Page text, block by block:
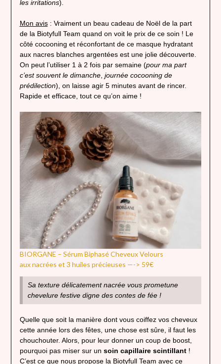
les irritations).
Mon avis: Vraiment un beau cadeau de Noël de la part
de la Biotyfull Team quand on voit le prix de ce soin ! Le
côté cocooning et réconfortant de ce masque hydratant
aux nacres blanches argentées est une jolie découverte.
On peut l’utiliser 1 à 2 fois par semaine (pour ma part
c’est souvent le dimanche, journée cocooning de
prédilection), on laisse agir 5 minutes avant de rincer.
Rapide et efficace, tout ce qu’on aime !
BIORGANE – Sérum Biphasé Cheveux Velours
aux nacrées et 3 huiles précieuses —-> 59€
Sa texture délicatement nacrée vous prometune
chevelure festive digne des contes de fée !
Quelle que soit la manière dont vous coiffez vos cheveux
cette année lors des fêtes, une chose est sûre, il faut les
chouchouter. Alors, pour leur donner un coup de boost,
pourquoi pas miser sur un soin capillaire scintillant!
C’est ce que nous propose la Biotyfull Team avec ce